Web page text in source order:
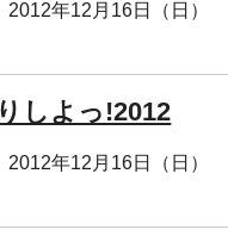
年12月16日（日）
しよっ!2012
年12月16日（日）